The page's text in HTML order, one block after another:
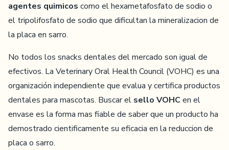
agentes quimicos como el hexametafosfato de sodio o
el tripolifosfato de sodio que dificultan la mineralizacion de
la placa en sarro.
No todos los snacks dentales del mercado son igual de
efectivos. La Veterinary Oral Health Council (VOHC) es una
organización independiente que evalua y certifica productos
dentales para mascotas. Buscar el sello VOHC en el
envase es la forma mas fiable de saber que un producto ha
demostrado cientificamente su eficacia en la reduccion de
placa o sarro.